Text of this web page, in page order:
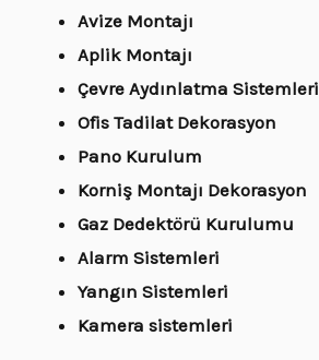
Avize Montajı
Aplik Montajı
Çevre Aydınlatma Sistemleri
Ofis Tadilat Dekorasyon
Pano Kurulum
Korniş Montajı Dekorasyon
Gaz Dedektörü Kurulumu
Alarm Sistemleri
Yangın Sistemleri
Kamera sistemleri